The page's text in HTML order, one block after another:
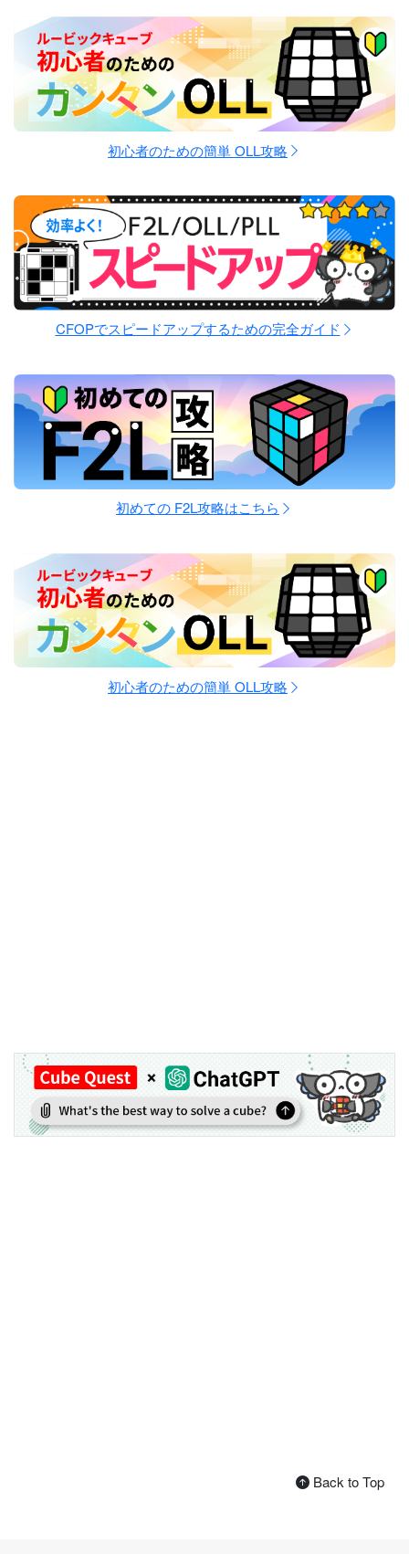
初心者のための簡単 OLL攻略
CFOPでスピードアップするための完全ガイド
初めての F2L攻略はこちら
初心者のための簡単 OLL攻略
Back to Top